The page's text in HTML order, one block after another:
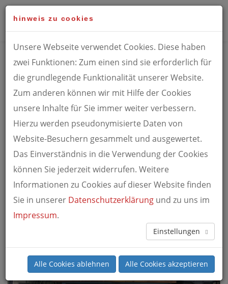
post
HOME BLOG
hinweis zu cookies
Unsere Webseite verwendet Cookies. Diese haben
zwei Funktionen: Zum einen sind sie erforderlich für
die grundlegende Funktionalität unserer Website.
Zum anderen können wir mit Hilfe der Cookies
unsere Inhalte für Sie immer weiter verbessern.
Hierzu werden pseudonymisierte Daten von
Website-Besuchern gesammelt und ausgewertet.
Das Einverständnis in die Verwendung der Cookies
können Sie jederzeit widerrufen. Weitere
Informationen zu Cookies auf dieser Website finden
Sie in unserer Datenschutzerklärung und zu uns im
Impressum.
Einstellungen
Alle Cookies ablehnen Alle Cookies akzeptieren